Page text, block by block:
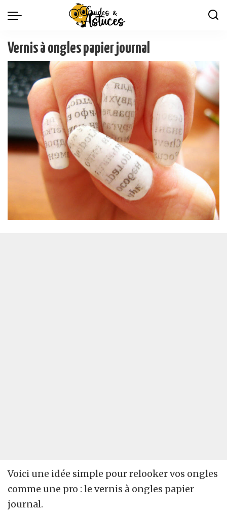
Vernis à ongles papier journal
Voici une idée simple pour relooker vos ongles
comme une pro : le vernis à ongles papier
journal.